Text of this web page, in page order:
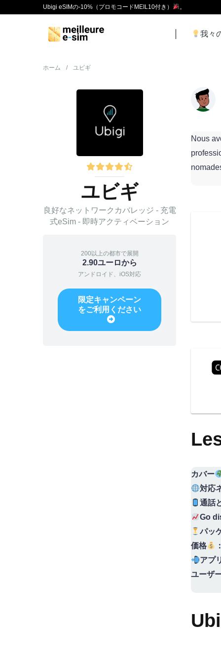
Ubigi eSIMの-10%（プロモコードMEIL10付き） 。
我々
ホーム / ユビギ
ユビギ
良好なネットワークカバレッジ - 充電
式eSim - 即時アクティベーション
200以上の都市で展開
2.90ユーロから
アンドロイド、iOS対応
限定キャンペーン
をご利用ください
Nous
カバー
対応
通話
Go
パッ
価格
：
アプ
ユーザ